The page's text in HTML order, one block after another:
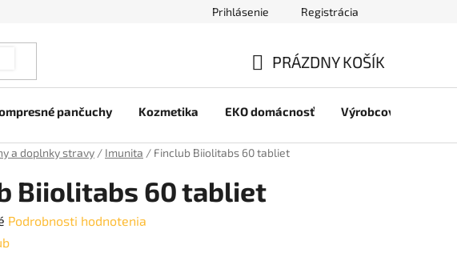
Prihlásenie Registrácia
KOŠÍK
PRÁZDNY KOŠÍK
pančuchy Kozmetika EKO domácnosť Výrobcovia
a doplnky stravy / Imunita / Finclub Biiolitabs 60 tabliet
Biiolitabs 60 tabliet
Podrobnosti hodnotenia